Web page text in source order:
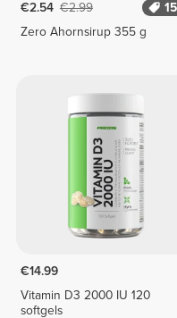
€2.54 €2.99
Zero Ahornsirup 355 g
€14.99
Vitamin D3 2000 IU 120
softgels